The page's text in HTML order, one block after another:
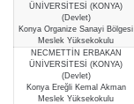
ÜNİVERSİTESİ (KONYA)
(Devlet)
Konya Organize Sanayi Bölgesi
Meslek Yüksekokulu
NECMETTİN ERBAKAN
ÜNİVERSİTESİ (KONYA)
(Devlet)
Konya Ereğli Kemal Akman
Meslek Yüksekokulu